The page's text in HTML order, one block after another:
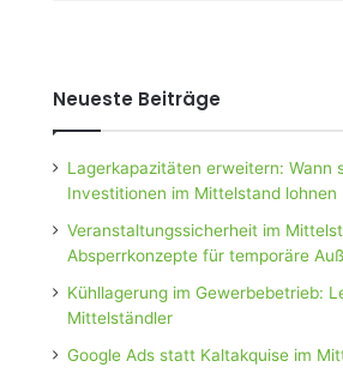
Neueste Beiträge
Lagerkapazitäten erweitern: Wann
Investitionen im Mittelstand lohnen
Veranstaltungssicherheit im
Absperrkonzepte für temporäre
Kühllagerung im Gewerbebetrieb:
Mittelständler
Google Ads statt Kaltakquise im